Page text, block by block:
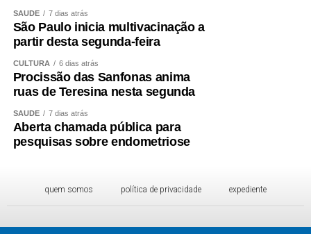
Vermelho e recebe visitantes de diferentes regiões do
Brasil e de outros países, principalmente durante a
temporada de pesca.
Além de conhecer as construções históricas e a área
arqueológica, os turistas podem realizar passeios de
barco, observar a fauna e a flora pantaneiras, praticar
pesca esportiva na modalidade pesque e solte e
acompanhar o pôr do sol sobre o Rio Paraguai.
Por Primeira Página
SAÚDE 7 dias atrás
São Paulo inicia multivacinação a
partir desta segunda-feira
CULTURA 6 dias atrás
Procissão das Sanfonas anima
ruas de Teresina nesta segunda
SAÚDE 7 dias atrás
Aberta chamada pública para
pesquisas sobre endometriose
quem somos política de privacidade expediente